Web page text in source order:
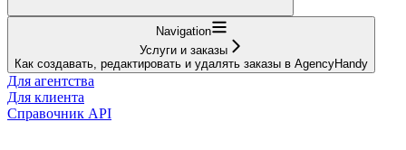
Navigation
Услуги и заказы
Как создавать, редактировать и удалять заказы в AgencyHandy
Для агентства
Для клиента
Справочник API